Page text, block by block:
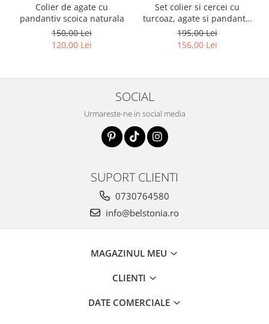
Colier de agate cu
pandantiv scoica naturala
150,00 Lei
120,00 Lei
Set colier si cercei cu
turcoaz, agate si pandantiv
scoica naturala
195,00 Lei
156,00 Lei
SOCIAL
Urmareste-ne in social media
SUPORT CLIENTI
0730764580
info@belstonia.ro
MAGAZINUL MEU
CLIENTI
DATE COMERCIALE